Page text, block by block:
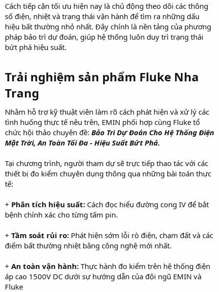
Cách tiếp cận tối ưu hiện nay là chủ động theo dõi các thông
số điện, nhiệt và trạng thái vận hành để tìm ra những dấu
hiệu bất thường nhỏ nhất. Đây chính là nền tảng của phương
pháp bảo trì dự đoán, giúp hệ thống luôn duy trì trạng thái
bứt phá hiệu suất.
Trải nghiệm sản phẩm Fluke Nha
Trang​
Nhằm hỗ trợ kỹ thuật viên làm rõ cách phát hiện và xử lý các
tình huống thực tế nêu trên, EMIN phối hợp cùng Fluke tổ
chức hội thảo chuyên đề: Bảo Trì Dự Đoán Cho Hệ Thống Điện
Mặt Trời, An Toàn Tối Đa - Hiệu Suất Bứt Phá.
Tại chương trình, người tham dự sẽ trực tiếp thao tác với các
thiết bị đo kiểm chuyên dụng thông qua những bài toán thực
tế:
+ Phân tích hiệu suất: Cách đọc hiểu đường cong IV để bắt
bệnh chính xác cho từng tấm pin.
+ Tầm soát rủi ro: Phát hiện sớm lỗi rò điện, chạm đất và các
điểm bất thường nhiệt bằng công nghệ mới nhất.
+ An toàn vận hành: Thực hành đo kiểm trên hệ thống điện
áp cao 1500V DC dưới sự hướng dẫn của đội ngũ EMIN và
Fluke